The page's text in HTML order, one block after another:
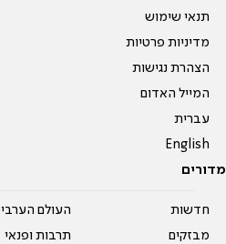
תנאי שימוש
מדיניות פרטיות
הצהרת נגישות
המייל האדום
עברית
English
מדורים
חדשות
מבזקים
העולם הערבי
תרבות ופנאי